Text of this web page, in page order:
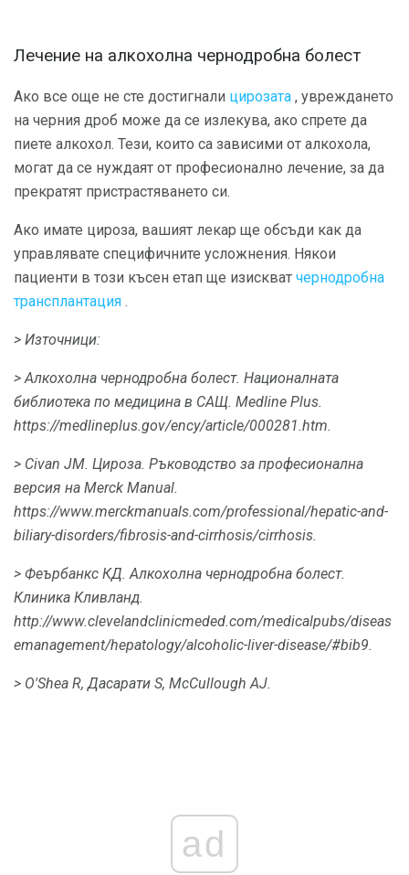
Лечение на алкохолна чернодробна болест
Ако все още не сте достигнали цирозата , увреждането
на черния дроб може да се излекува, ако спрете да
пиете алкохол. Тези, които са зависими от алкохола,
могат да се нуждаят от професионално лечение, за да
прекратят пристрастяването си.
Ако имате цироза, вашият лекар ще обсъди как да
управлявате специфичните усложнения. Някои
пациенти в този късен етап ще изискват чернодробна
трансплантация .
> Източници:
> Алкохолна чернодробна болест. Националната
библиотека по медицина в САЩ. Medline Plus.
https://medlineplus.gov/ency/article/000281.htm.
> Civan JM. Цироза. Ръководство за професионална
версия на Merck Manual.
https://www.merckmanuals.com/professional/hepatic-and-
biliary-disorders/fibrosis-and-cirrhosis/cirrhosis.
> Феърбанкс КД. Алкохолна чернодробна болест.
Клиника Кливланд.
http://www.clevelandclinicmeded.com/medicalpubs/diseas
emanagement/hepatology/alcoholic-liver-disease/#bib9.
> O'Shea R, Дасарати S, McCullough AJ.
ad